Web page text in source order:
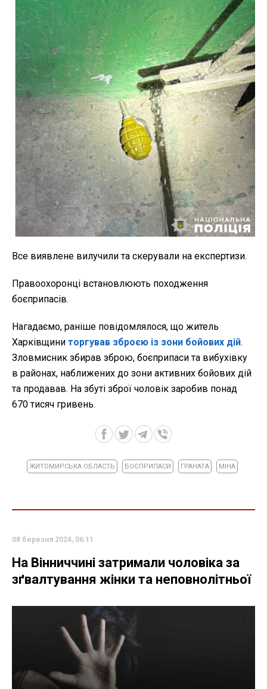
Все виявлене вилучили та скерували на експертизи.
Правоохоронці встановлюють походження
боєприпасів.
Нагадаємо, раніше повідомлялося, що житель
Харківщини торгував зброєю із зони бойових дій.
Зловмисник збирав зброю, боєприпаси та вибухівку
в районах, наближених до зони активних бойових дій
та продавав. На збуті зброї чоловік заробив понад
670 тисяч гривень.
ЖИТОМИРСЬКА ОБЛАСТЬ БОЄПРИПАСИ ГРАНАТА МІНА
08 березня 2024, 06:11
На Вінниччині затримали чоловіка за
зґвалтування жінки та неповнолітньої